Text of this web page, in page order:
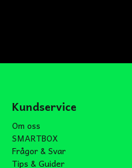
Kundservice
Om oss
SMARTBOX
Frågor & Svar
Tips & Guider